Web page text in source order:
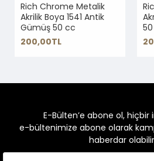
Rich Chrome Metalik
Akrilik Boya 1541 Antik
Gümüş 50 cc
200,00TL
E-Bülten’e abone ol, hiçbir
e-bültenimize abone olarak
haberdar